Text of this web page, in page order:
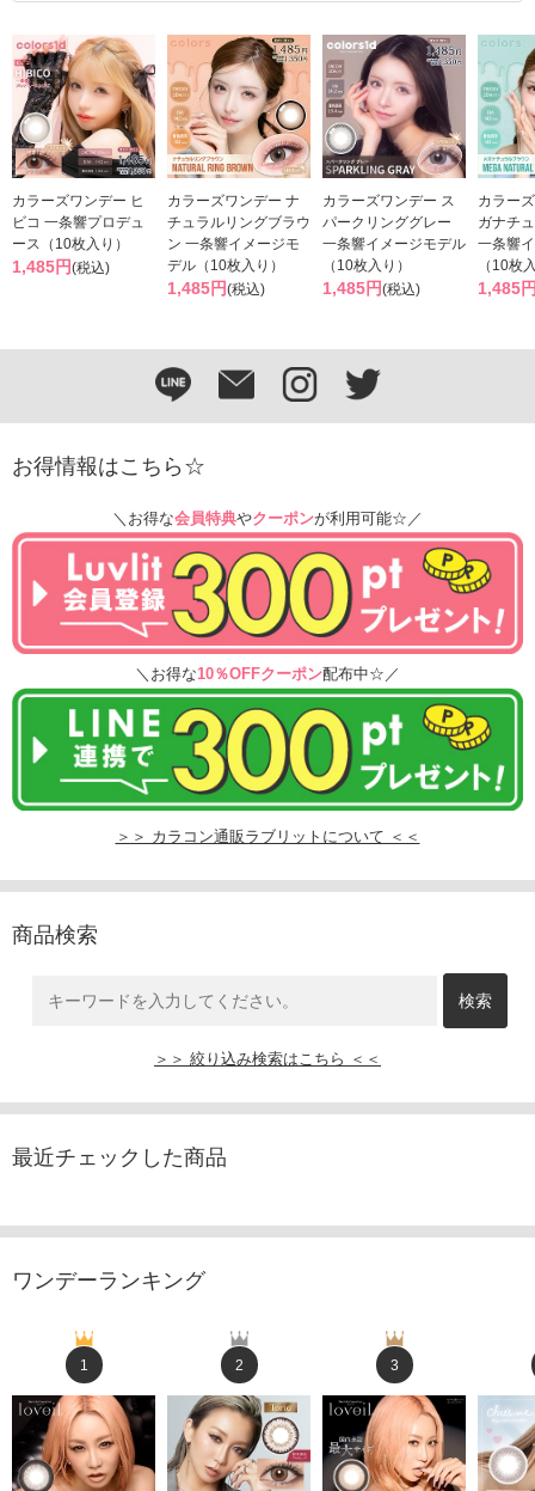
カラーズワンデー ヒ
ビコ 一条響プロデュ
ース（10枚入り）
1,485円(税込)
カラーズワンデー ナ
チュラルリングブラウ
ン 一条響イメージモ
デル（10枚入り）
1,485円(税込)
カラーズワンデー ス
パークリンググレー
一条響イメージモデル
（10枚入り）
1,485円(税込)
カラー
ガナチ
一条響
（10枚
1,485
お得情報はこちら☆
＼お得な会員特典やクーポンが利用可能☆／
＼お得な10％OFFクーポン配布中☆／
＞＞ カラコン通販ラブリットについて ＜＜
商品検索
＞＞ 絞り込み検索はこちら ＜＜
最近チェックした商品
ワンデーランキング
1 2 3